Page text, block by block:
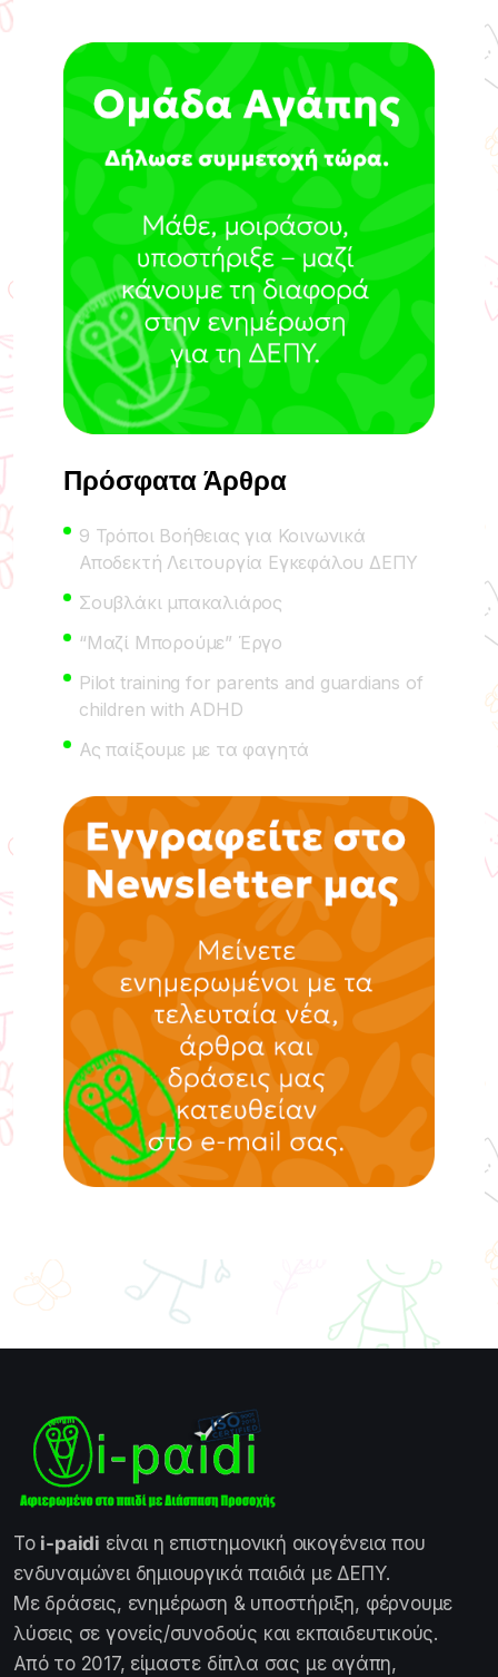
Πρόσφατα Άρθρα
9 Τρόποι Βοήθειας για Κοινωνικά
Αποδεκτή Λειτουργία Εγκεφάλου ΔΕΠΥ
Σουβλάκι μπακαλιάρος
“Μαζί Μπορούμε” Έργο
Pilot training for parents and guardians of
children with ADHD
Ας παίξουμε με τα φαγητά
Το i-paidi είναι η επιστημονική οικογένεια που
ενδυναμώνει δημιουργικά παιδιά με ΔΕΠΥ.
Με δράσεις, ενημέρωση & υποστήριξη, φέρνουμε
λύσεις σε γονείς/συνοδούς και εκπαιδευτικούς.
Από το 2017, είμαστε δίπλα σας με αγάπη,